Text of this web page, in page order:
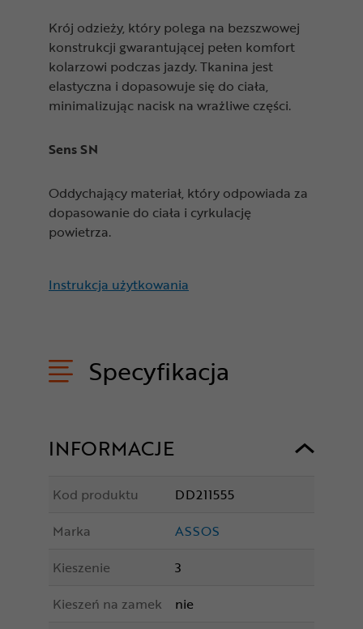
Krój odzieży, który polega na bezszwowej
konstrukcji gwarantującej pełen komfort
kolarzowi podczas jazdy. Tkanina jest
elastyczna i dopasowuje się do ciała,
minimalizując nacisk na wrażliwe części.
Sens SN
Oddychający materiał, który odpowiada za
dopasowanie do ciała i cyrkulację
powietrza.
Instrukcja użytkowania
Specyfikacja
INFORMACJE
Kod produktu
DD211555
Marka
ASSOS
Kieszenie
3
Kieszeń na zamek
nie